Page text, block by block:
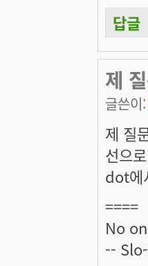
답글
제
글쓴이:
제 질
선으
dot에
====
No
--